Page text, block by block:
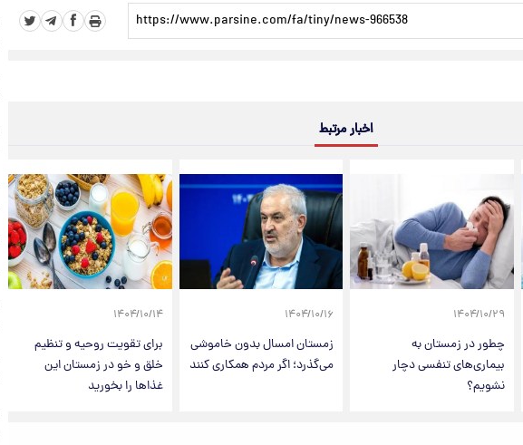
اخبار مرتبط
۱۴۰۴/۱۰/۲۹
چطور در زمستان به
بیماری‌های تنفسی دچار
نشویم؟
۱۴۰۴/۱۰/۱۶
زمستان امسال بدون خاموشی
می‌گذرد؛ اگر مردم همکاری کنند
۱۴۰۴/۱۰/۱۴
برای تقویت روحیه و تنظیم
خلق و خو در زمستان این
غذاها را بخورید